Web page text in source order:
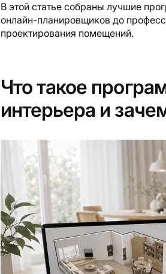
В этой статье собраны лучшие
онлайн-планировщиков до
проектирования помещений.
Что такое
интерьера и